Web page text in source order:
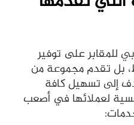
للمقابر على توفير
بل تقدم مجموعة من
إلى تسهيل كافة
لعملائها في أصعب